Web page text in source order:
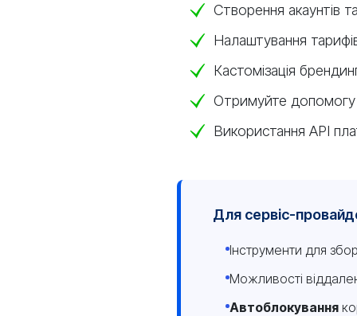
Створення акаунтів
Налаштування
Кастомізація
Отримуйте допомогу
Використання API
Для сервіс-
Інструменти для
Можливості
Автоблокування